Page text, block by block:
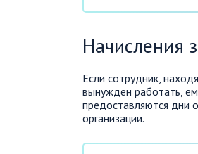
Начисления
Если сотрудник,
вынужден работать,
предоставляются дни
организации.